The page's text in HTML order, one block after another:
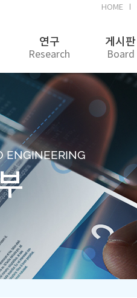
HOME
연구
Research
게시판
Board
ENGINEERING